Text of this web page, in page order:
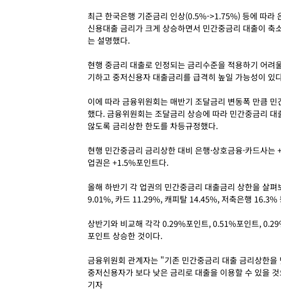
최근 한국은행 기준금리 인상(0.5%->1.75%) 등에 따라
신용대출 금리가 크게 상승하면서 민간중금리 대출이 축
는 설명했다.
현행 중금리 대출로 인정되는 금리수준을 적용하기 어려
기하고 중저신용자 대출금리를 급격히 높일 가능성이 있
이에 따라 금융위원회는 매반기 조달금리 변동폭 만큼
했다. 금융위원회는 조달금리 상승에 따라 민간중금리
않도록 금리상한 한도를 차등규정했다.
현행 민간중금리 금리상한 대비 은행·상호금융·카드사
업권은 +1.5%포인트다.
올해 하반기 각 업권의 민간중금리 대출금리 상한을 살
9.01%, 카드 11.29%, 캐피탈 14.45%, 저축은행 16.3%
상반기와 비교해 각각 0.29%포인트, 0.51%포인트,
포인트 상승한 것이다.
금융위원회 관계자는 "기존 민간중금리 대출 금리상한을
중저신용자가 보다 낮은 금리로 대출을 이용할 수 있을
기자